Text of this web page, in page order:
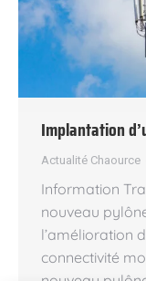
Implantation
Actualité Chaource
Information
nouveau
l’amélioration
connectivité